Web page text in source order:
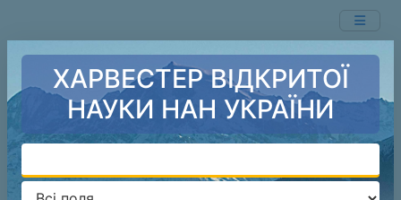
ХАРВЕСТЕР ВІДКРИТОЇ
НАУКИ НАН УКРАЇНИ